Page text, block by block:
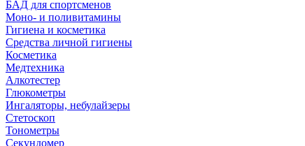
БАД для спортсменов
Моно- и поливитамины
Гигиена и косметика
Средства личной гигиены
Косметика
Медтехника
Алкотестер
Глюкометры
Ингаляторы, небулайзеры
Стетоскоп
Тонометры
Секундомер